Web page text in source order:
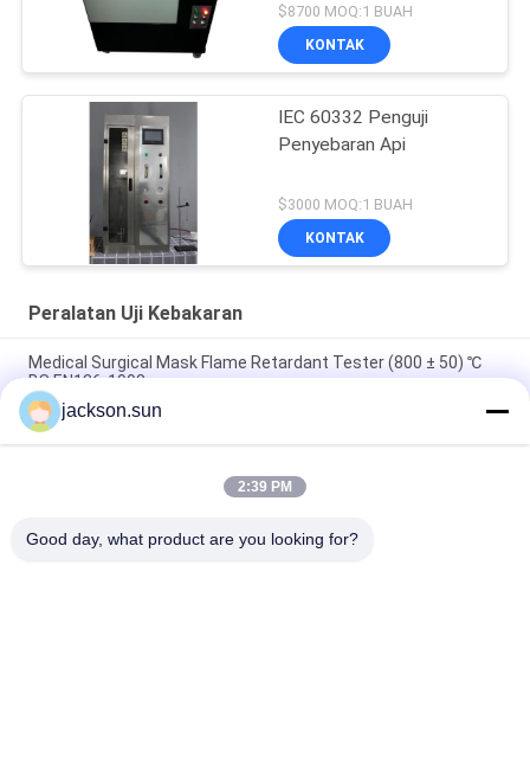
$8700 MOQ:1 BUAH
KONTAK
IEC 60332 Penguji
Penyebaran Api
$3000 MOQ:1 BUAH
KONTAK
Peralatan Uji Kebakaran
Medical Surgical Mask Flame Retardant Tester (800 ± 50) ℃
BS EN136-1998
100 ~ 450 ℃ Melt Flow Index Tester MFR MVR Termoplastik
ISO 1133 ASTM D1238
Penyebaran Sel Surya dari Mesin Uji Api & Pembakaran Merek
jackson.sun
2:39 PM
Good day, what product are you looking for?